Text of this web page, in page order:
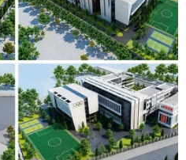
toán dầu thô đầu
rupee
và UAE thực hiện động
giao dịch dầu thô bằng
dirham của UAE, theo